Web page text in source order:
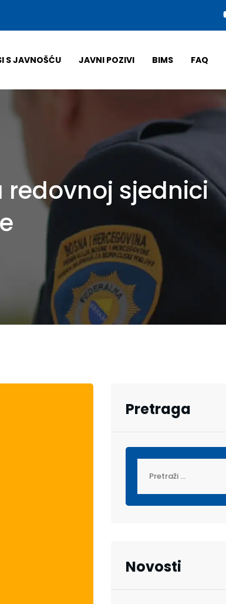
S JAVNOŠĆU JAVNI POZIVI BIMS FAQ
redovnoj sjednici
Pretraga
Novosti